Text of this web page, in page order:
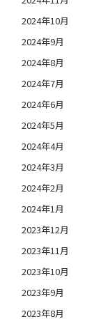
2024年10月
2024年9月
2024年8月
2024年7月
2024年6月
2024年5月
2024年4月
2024年3月
2024年2月
2024年1月
2023年12月
2023年11月
2023年10月
2023年9月
2023年8月